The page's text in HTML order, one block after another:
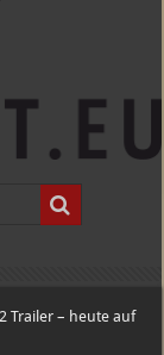
Trailer – heute auf